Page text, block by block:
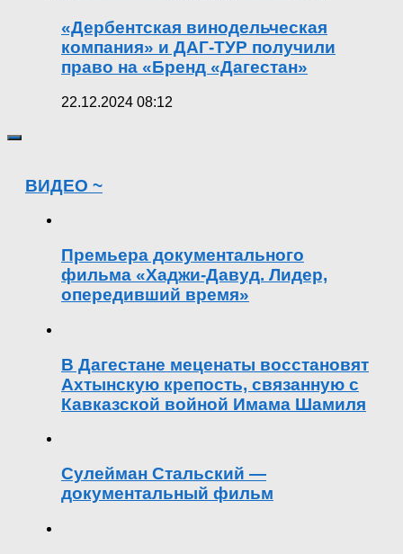
«Дербентская винодельческая
компания» и ДАГ-ТУР получили
право на «Бренд «Дагестан»
22.12.2024 08:12
ВИДЕО ~
Премьера документального
фильма «Хаджи-Давуд. Лидер,
опередивший время»
В Дагестане меценаты восстановят
Ахтынскую крепость, связанную с
Кавказской войной Имама Шамиля
Сулейман Стальский —
документальный фильм